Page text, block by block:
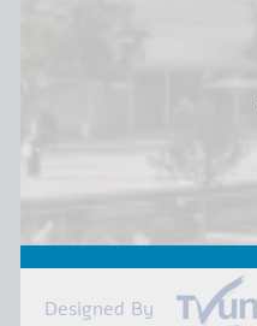
Designed By